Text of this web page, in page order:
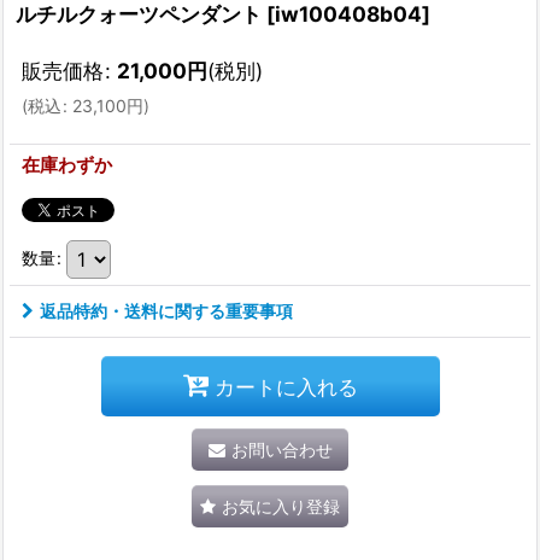
ルチルクォーツペンダント [iw100408b04]
販売価格: 21,000円(税別)
(税込: 23,100円)
在庫わずか
数量:
返品特約・送料に関する重要事項
カートに入れる
お問い合わせ
お気に入り登録